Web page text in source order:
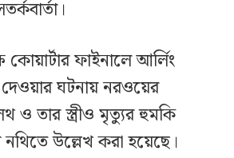
কোয়ার্টার ফাইনালে আর্লিং
ঘটনায় নরওয়ের
ও তার স্ত্রীও মৃত্যুর হুমকি
উল্লেখ করা হয়েছে।